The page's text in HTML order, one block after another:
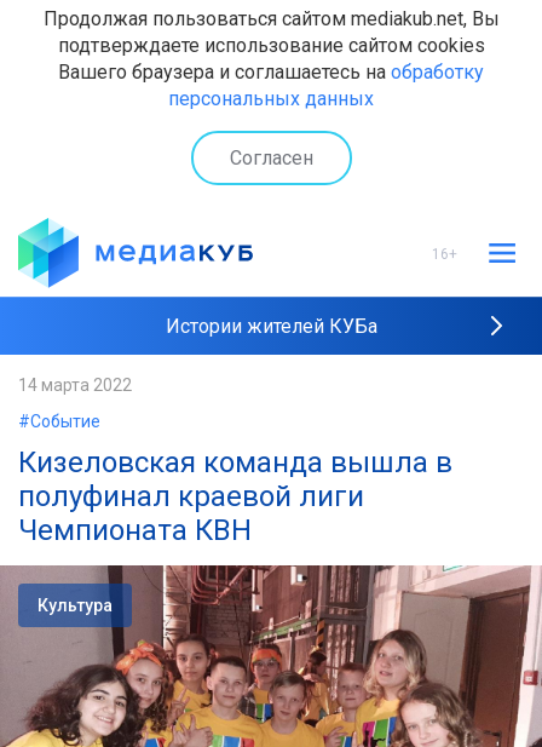
Продолжая пользоваться сайтом mediakub.net, Вы
подтверждаете использование сайтом cookies
Вашего браузера и соглашаетесь на обработку
персональных данных
Согласен
16+
Истории жителей КУБа
14 марта 2022
#Событие
Кизеловская команда вышла в
полуфинал краевой лиги
Чемпионата КВН
Культура